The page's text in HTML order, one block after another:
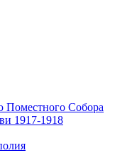
Собора
1917-1918